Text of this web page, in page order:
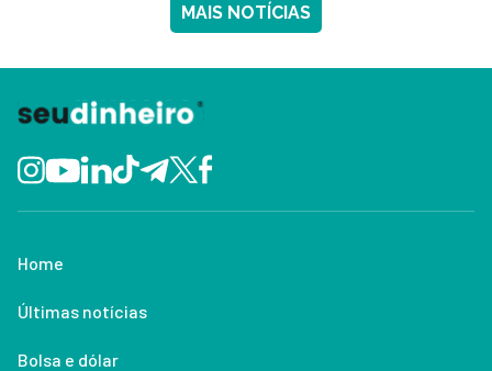
MAIS NOTÍCIAS
Home
Últimas notícias
Bolsa e dólar